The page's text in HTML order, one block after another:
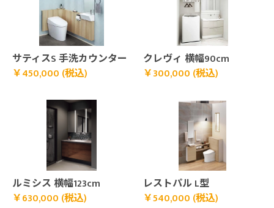
サティスS 手洗カウンター
￥450,000 (税込)
￥450,000 (税込)">
クレヴィ 横幅90cm
￥300,000 (税込)
￥300,000 (税込)">
ルミシス 横幅123cm
￥630,000 (税込)
￥630,000 (税込)">
レストパル L型
￥540,000 (税込)
￥540,000 (税込)">